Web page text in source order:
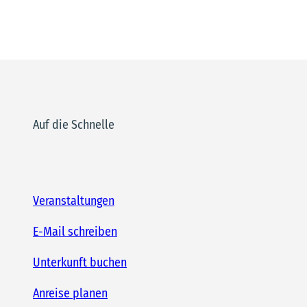
Auf die Schnelle
Veranstaltungen
E-Mail schreiben
Unterkunft buchen
Anreise planen